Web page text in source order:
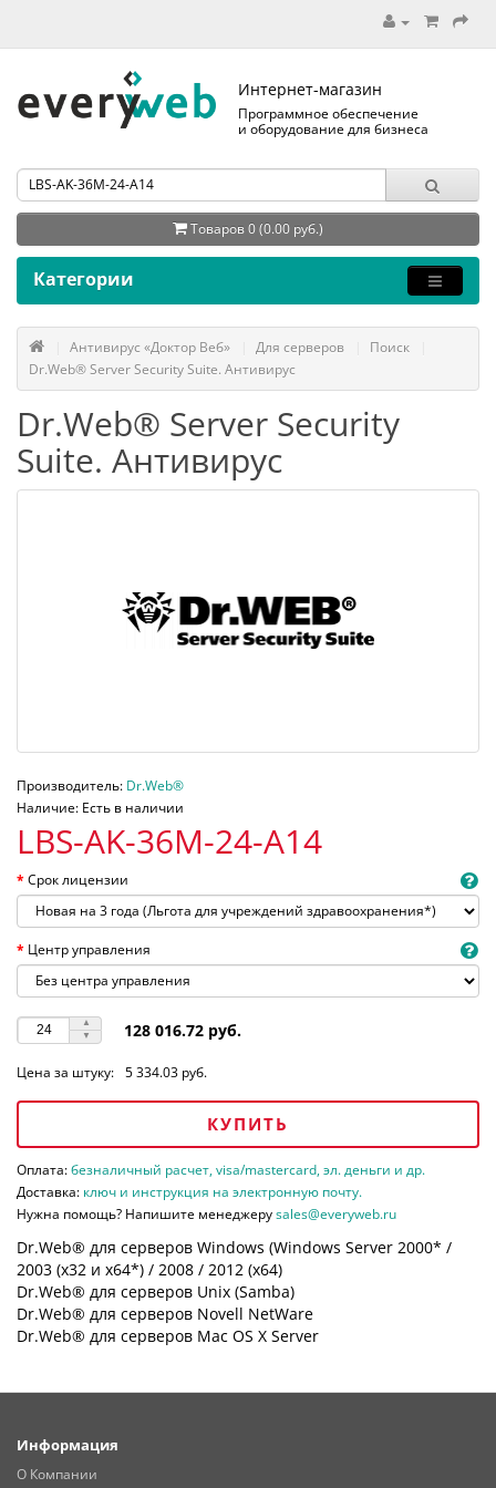
Интернет-магазин
Программное обеспечение
и оборудование для бизнеса
Товаров 0 (0.00 руб.)
Категории
Антивирус «Доктор Веб» Для серверов
Поиск
Dr.Web® Server Security Suite. Антивирус
Dr.Web® Server Security
Suite. Антивирус
Производитель: Dr.Web®
Наличие: Есть в наличии
LBS-AK-36M-24-A14
Срок лицензии
Центр управления
128 016.72 руб.
Цена за штуку: 5 334.03 руб.
КУПИТЬ
Оплата:безналичный расчет, visa/mastercard, эл. деньги и др.
Доставка: ключ и инструкция на электронную почту.
Нужна помощь? Напишите менеджеруsales@everyweb.ru
Dr.Web® для серверов Windows (Windows Server 2000* /
2003 (х32 и х64*) / 2008 / 2012 (х64)
Dr.Web® для серверов Unix (Samba)
Dr.Web® для серверов Novell NetWare
Dr.Web® для серверов Mac OS X Server
Информация
О Компании